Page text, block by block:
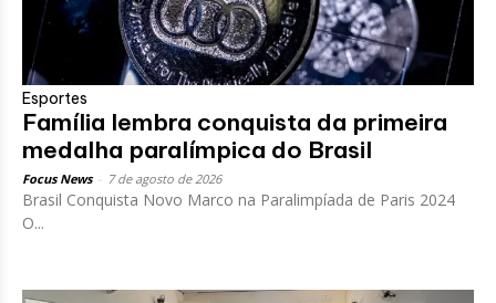
Esportes
Família lembra conquista da primeira
medalha paralímpica do Brasil
Focus News 7 de agosto de 2026
Brasil Conquista Novo Marco na Paralimpíada de Paris 2024
O...